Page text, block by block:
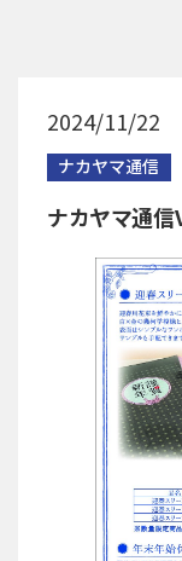
2024/11/22
ナカヤマ通信
ナカヤマ通